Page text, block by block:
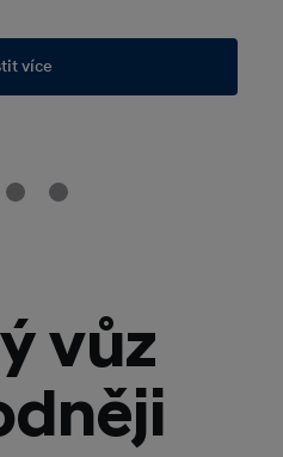
více
vůz